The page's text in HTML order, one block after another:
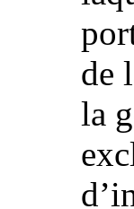
de
la